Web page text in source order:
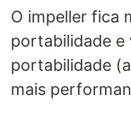
O impeller fica
portabilidade e
portabilidade
mais